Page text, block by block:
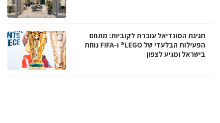
חגיגת המונדיאל עוברת לקוביות: מתחם
הפעילות הבלעדי של LEGO® ו-FIFA נוחת
בישראל ומגיע לצפון